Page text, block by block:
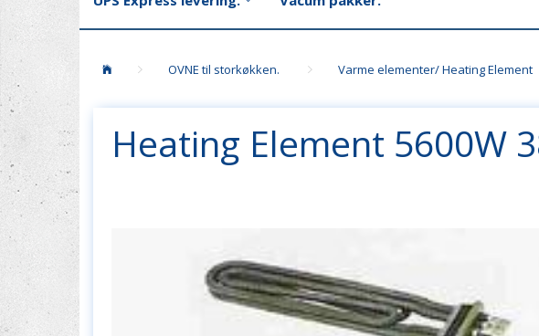
OVNE til storkøkken. Varme elementer/ Heating Element
Heating Element 5600W